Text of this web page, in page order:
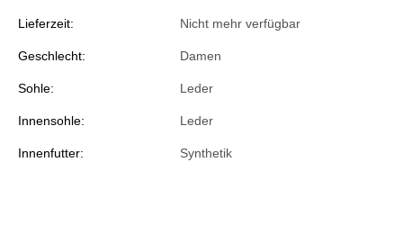
Lieferzeit: Nicht mehr verfügbar
Geschlecht: Damen
Sohle: Leder
Innensohle: Leder
Innenfutter: Synthetik